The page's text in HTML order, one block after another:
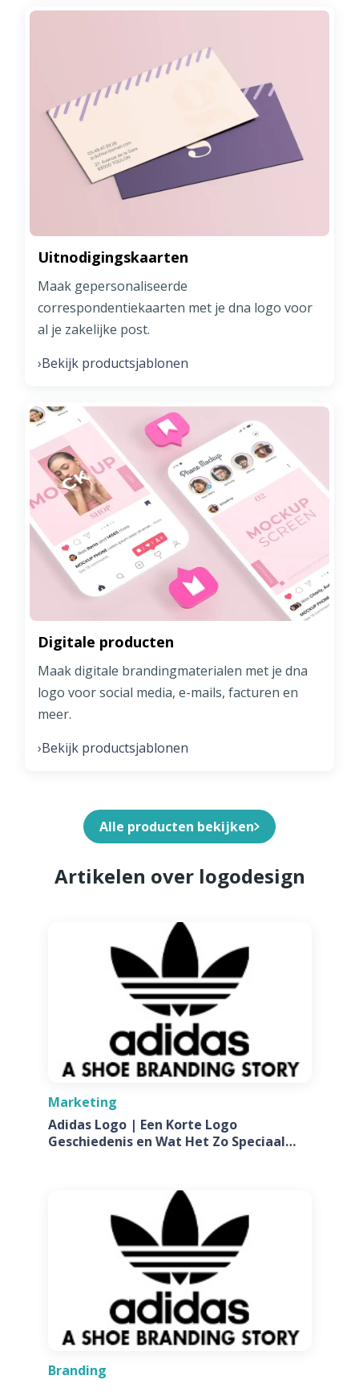
Uitnodigingskaarten
Maak gepersonaliseerde
correspondentiekaarten met je dna logo voor
al je zakelijke post.
›Bekijk productsjablonen
Digitale producten
Maak digitale brandingmaterialen met je dna
logo voor social media, e-mails, facturen en
meer.
›Bekijk productsjablonen
Alle producten bekijken
Artikelen over logodesign
Marketing
Adidas Logo | Een Korte Logo
Geschiedenis en Wat Het Zo Speciaal
Branding